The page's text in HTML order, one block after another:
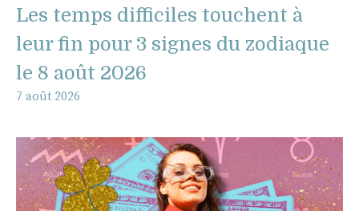
Les temps difficiles touchent à
leur fin pour 3 signes du zodiaque
le 8 août 2026
7 août 2026